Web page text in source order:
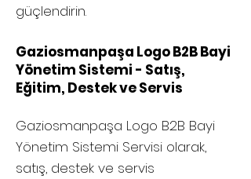
güçlendirin.
Gaziosmanpaşa Logo B2B Bayi
Yönetim Sistemi - Satış,
Eğitim, Destek ve Servis
Gaziosmanpaşa Logo B2B Bayi
Yönetim Sistemi Servisi olarak,
satış, destek ve servis